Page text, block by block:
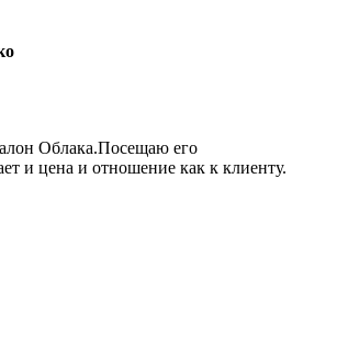
Облака.Посещаю его
и цена и отношение как к клиенту.